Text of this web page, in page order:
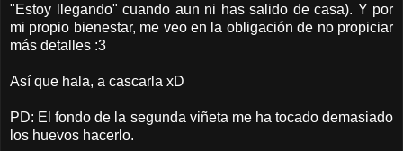
"Estoy llegando" cuando aun ni has salido de casa). Y por
mi propio bienestar, me veo en la obligación de no propiciar
más detalles :3
Así que hala, a cascarla xD
PD: El fondo de la segunda viñeta me ha tocado demasiado
los huevos hacerlo.